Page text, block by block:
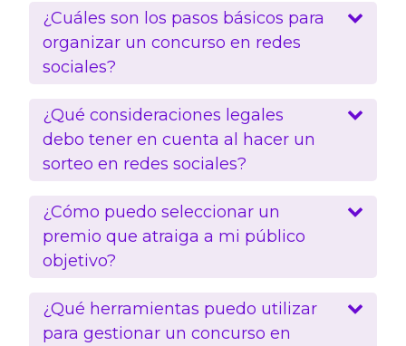
¿Cuáles son los pasos básicos para
organizar un concurso en redes
sociales?
¿Qué consideraciones legales
debo tener en cuenta al hacer un
sorteo en redes sociales?
¿Cómo puedo seleccionar un
premio que atraiga a mi público
objetivo?
¿Qué herramientas puedo utilizar
para gestionar un concurso en